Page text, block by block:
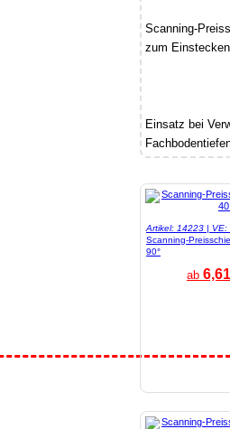
Scanning-
zum
Einsatz bei
Artikel: 14223 | VE:
Scanning-
90°
ab